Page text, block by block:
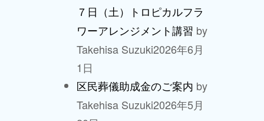
７日（土）トロピカルフラ
ワーアレンジメント講習 by
Takehisa Suzuki2026年6月
1日
区民葬儀助成金のご案内 by
Takehisa Suzuki2026年5月